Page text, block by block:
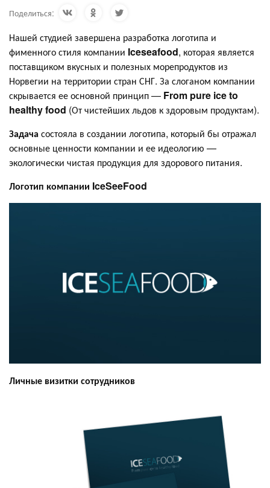
Поделиться:
Нашей студией завершена разработка логотипа и
фименного стиля компании Iceseafood, которая является
поставщиком вкусных и полезных морепродуктов из
Норвегии на территории стран СНГ. За слоганом компании
скрывается ее основной принцип — From pure ice to
healthy food (От чистейших льдов к здоровым продуктам).
Задача состояла в создании логотипа, который бы отражал
основные ценности компании и ее идеологию —
экологически чистая продукция для здорового питания.
Логотип компании IceSeeFood
Личные визитки сотрудников